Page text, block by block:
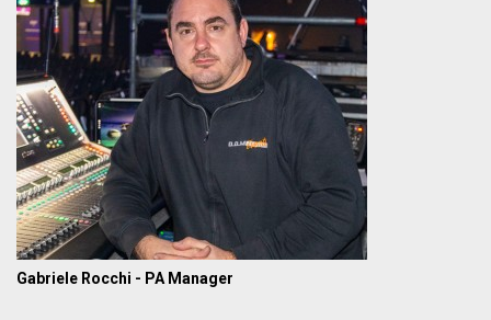
Gabriele Rocchi - PA Manager